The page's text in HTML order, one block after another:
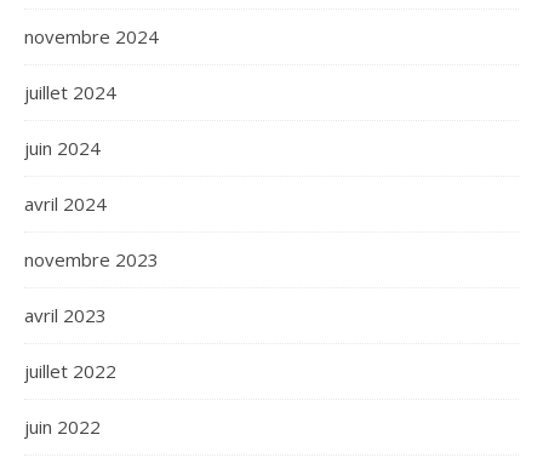
novembre 2024
juillet 2024
juin 2024
avril 2024
novembre 2023
avril 2023
juillet 2022
juin 2022